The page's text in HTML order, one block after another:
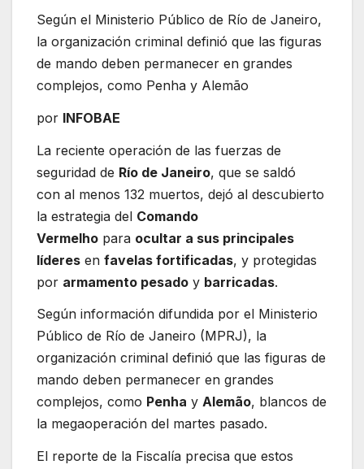
Según el Ministerio Público de Río de Janeiro,
la organización criminal definió que las figuras
de mando deben permanecer en grandes
complejos, como Penha y Alemão
por INFOBAE
La reciente operación de las fuerzas de
seguridad de Río de Janeiro, que se saldó
con al menos 132 muertos, dejó al descubierto
la estrategia del Comando
Vermelho para ocultar a sus principales
líderes en favelas fortificadas, y protegidas
por armamento pesado y barricadas.
Según información difundida por el Ministerio
Público de Río de Janeiro (MPRJ), la
organización criminal definió que las figuras de
mando deben permanecer en grandes
complejos, como Penha y Alemão, blancos de
la megaoperación del martes pasado.
El reporte de la Fiscalía precisa que estos